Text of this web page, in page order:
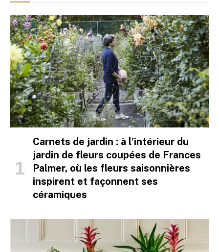
Carnets de jardin : à l’intérieur du
jardin de fleurs coupées de Frances
Palmer, où les fleurs saisonnières
inspirent et façonnent ses
céramiques